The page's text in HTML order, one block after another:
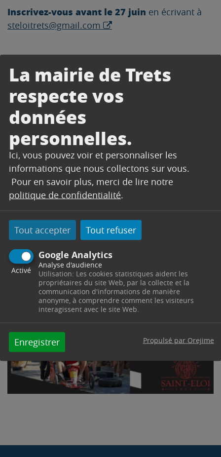
La mairie de Trets
respecte vos
données
personnelles.
Ici, vous pouvez voir et personnaliser les
informations que nous collectons sur vous.
Pour en savoir plus, merci de lire notre
politique de confidentialité.
Tout accepter Tout refuser
Google Analytics
Activé
Analyse d'audience
Utilisation: Les cookies statistiques aident les
propriétaires du site Web, par la collecte et la
communication d'informations de manière
anonyme, à comprendre comment les visiteurs
interagissent avec le site Web.
Enregistrer Propulsé par Orejime
Inscrivez-vous avant le 27 juin en écrivant à
steloitrets@gmail.com
À VOS OUTILS !